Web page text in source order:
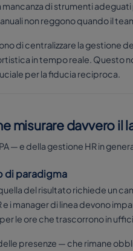
mancanza di strumenti
non reggono quando il
di centralizzare la gestione
in tempo reale. Questo
per la fiducia reciproca.
misurare davvero il
— e della gestione HR in
di paradigma
del risultato richiede un
e i manager di linea devono
le ore che trascorrono in
presenze — che rimane